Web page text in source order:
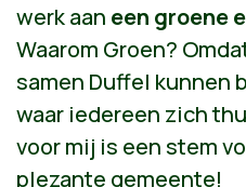
werk aan een groene
Waarom Groen?
samen Duffel kunnen
waar iedereen zich
voor mij is een stem
plezante gemeente!